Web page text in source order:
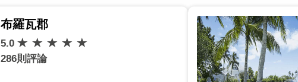
布羅瓦郡
5.0
286則評論